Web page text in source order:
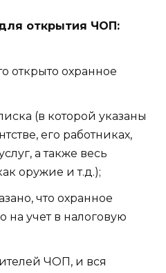
открытия ЧОП:
открыто охранное
(в которой указаны
его работниках,
а также весь
оружие и т.д.);
что охранное
на учет в налоговую
ЧОП, и вся